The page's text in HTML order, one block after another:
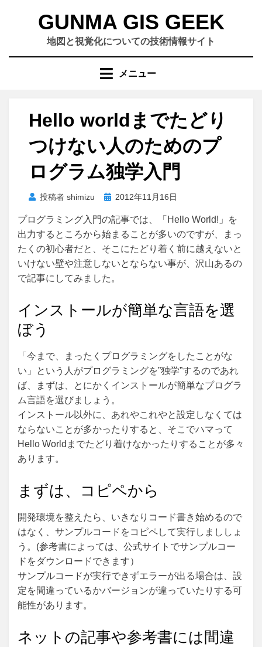
GUNMA GIS GEEK
地図と視覚化についての技術情報サイト
メニュー
Hello worldまでたどり
つけない人のためのプ
ログラム独学入門
投稿者shimizu
投
日:
2012年11月16日
プログラミング入門の記事では、「Hello World!」を
出力するところから始まることが多いのですが、まっ
たくの初心者だと、そこにたどり着く前に越えないと
いけない壁や注意しないとならない事が、沢山あるの
で記事にしてみました。
インストールが簡単な言語を選
ぼう
「今まで、まったくプログラミングをしたことがな
い」という人がプログラミングを”独学”するのであれ
ば、まずは、とにかくインストールが簡単なプログラ
ム言語を選びましょう。
インストール以外に、あれやこれやと設定しなくては
ならないことが多かったりすると、そこでハマって
Hello Worldまでたどり着けなかったりすることが多々
あります。
まずは、コピペから
開発環境を整えたら、いきなりコード書き始めるので
はなく、サンプルコードをコピペして実行しまししょ
う。(参考書によっては、公式サイトでサンプルコー
ドをダウンロードできます）
サンプルコードが実行できずエラーが出る場合は、設
定を間違っているかバージョンが違っていたりする可
能性があります。
ネットの記事や参考書には間違